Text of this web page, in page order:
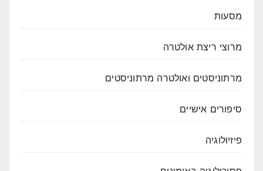
מסעות
מרוצי ריצת אולטרה
מרתוניסטים ואולטרה מרתוניסטים
סיפורים אישיים
פיזיולוגיה